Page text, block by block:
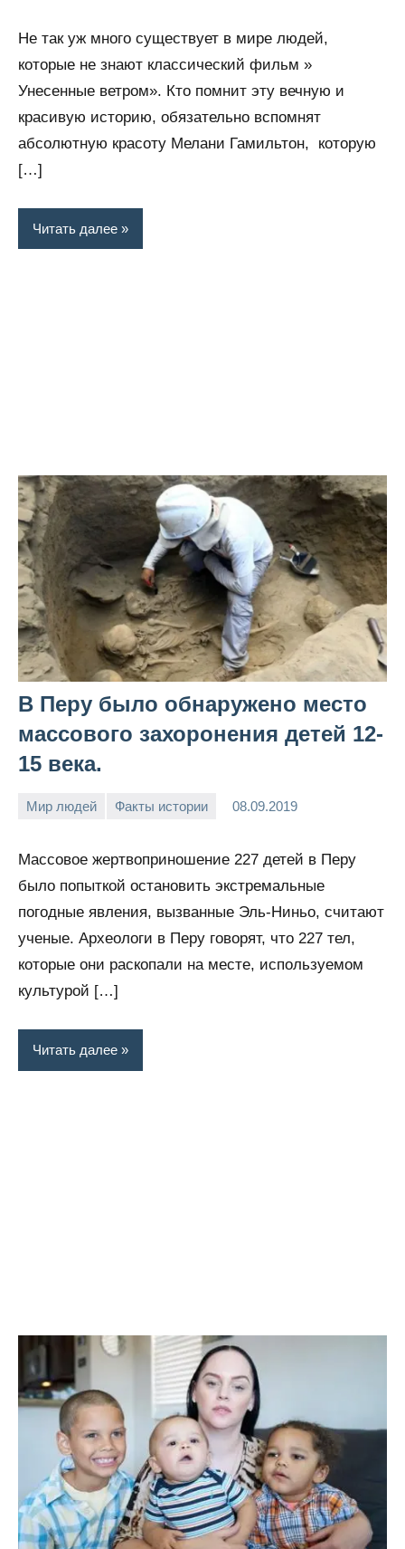
Не так уж много существует в мире людей,
которые не знают классический фильм »
Унесенные ветром». Кто помнит эту вечную и
красивую историю, обязательно вспомнят
абсолютную красоту Мелани Гамильтон, которую
[…]
Читать далее
В Перу было обнаружено место
массового захоронения детей 12-
15 века.
Мир людей Факты истории 08.09.2019
Snow_owl
Массовое жертвоприношение 227 детей в Перу
было попыткой остановить экстремальные
погодные явления, вызванные Эль-Ниньо, считают
ученые. Археологи в Перу говорят, что 227 тел,
которые они раскопали на месте, используемом
культурой […]
Читать далее